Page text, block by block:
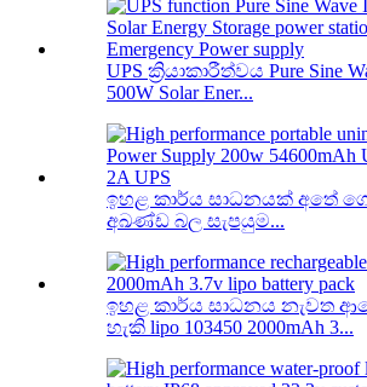
UPS ක්‍රියාකාරීත්වය Pure Sine
500W Solar Ener...
ඉහළ කාර්ය සාධනයක් අතේ
අඛණ්ඩ බල සැපයුම...
ඉහළ කාර්ය සාධනය නැවත
හැකි lipo 103450 2000mAh 3...